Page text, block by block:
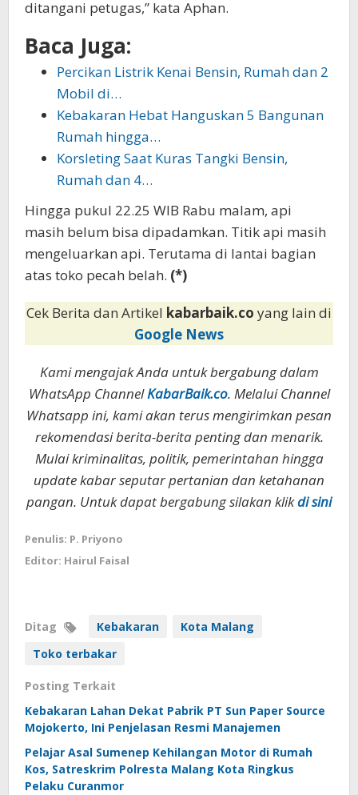
ditangani petugas,” kata Aphan.
Baca Juga:
Percikan Listrik Kenai Bensin, Rumah dan 2
Mobil di…
Kebakaran Hebat Hanguskan 5 Bangunan
Rumah hingga…
Korsleting Saat Kuras Tangki Bensin,
Rumah dan 4…
Hingga pukul 22.25 WIB Rabu malam, api
masih belum bisa dipadamkan. Titik api masih
mengeluarkan api. Terutama di lantai bagian
atas toko pecah belah. (*)
Cek Berita dan Artikel kabarbaik.co yang lain di
Google News
Kami mengajak Anda untuk bergabung dalam
WhatsApp ChannelKabarBaik.co. Melalui Channel
Whatsapp ini, kami akan terus mengirimkan pesan
rekomendasi berita-berita penting dan menarik.
Mulai kriminalitas, politik, pemerintahan hingga
update kabar seputar pertanian dan ketahanan
pangan. Untuk dapat bergabung silakan klikdi sini
Penulis: P. Priyono
Editor: Hairul Faisal
Ditag Kebakaran
Kota Malang
Toko terbakar
Posting Terkait
Kebakaran Lahan Dekat Pabrik PT Sun Paper Source
Mojokerto, Ini Penjelasan Resmi Manajemen
Pelajar Asal Sumenep Kehilangan Motor di Rumah
Kos, Satreskrim Polresta Malang Kota Ringkus
Pelaku Curanmor